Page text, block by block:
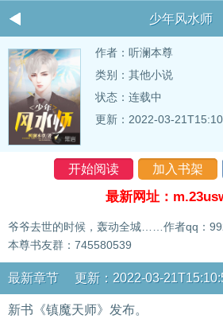
少年风水师
作者： 听澜本尊
类别：其他小说
状态：连载中
更新：2022-03-
开始阅读 加入书架
最新网址：
爷爷去世的时候，轰动全城……作者qq：
本尊书友群：745580539
最新章节 更新：2022-03-
新书《镇魔天师》发布。